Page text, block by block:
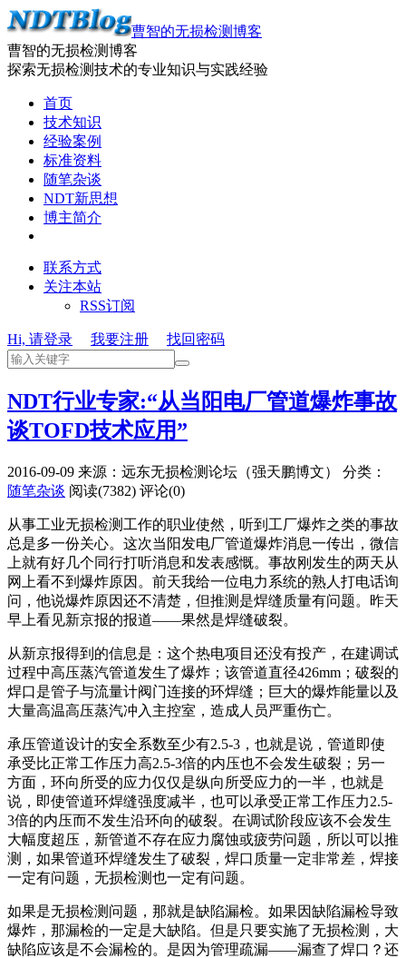
曹智的无损检测博客
曹智的无损检测博客
探索无损检测技术的专业知识与实践经验
首页
技术知识
经验案例
标准资料
随笔杂谈
NDT新思想
博主简介
联系方式
关注本站
RSS订阅
Hi, 请登录 我要注册 找回密码
NDT行业专家:“从当阳电厂管道爆炸事故
谈TOFD技术应用”
2016-09-09 来源：远东无损检测论坛（强天鹏博文）
分类：
随笔杂谈 阅读(7382) 评论(0)
从事工业无损检测工作的职业使然，听到工厂爆炸之类的事故
总是多一份关心。这次当阳发电厂管道爆炸消息一传出，微信
上就有好几个同行打听消息和发表感慨。事故刚发生的两天从
网上看不到爆炸原因。前天我给一位电力系统的熟人打电话询
问，他说爆炸原因还不清楚，但推测是焊缝质量有问题。昨天
早上看见新京报的报道——果然是焊缝破裂。
从新京报得到的信息是：这个热电项目还没有投产，在建调试
过程中高压蒸汽管道发生了爆炸；该管道直径426mm；破裂的
焊口是管子与流量计阀门连接的环焊缝；巨大的爆炸能量以及
大量高温高压蒸汽冲入主控室，造成人员严重伤亡。
承压管道设计的安全系数至少有2.5-3，也就是说，管道即使
承受比正常工作压力高2.5-3倍的内压也不会发生破裂；另一
方面，环向所受的应力仅仅是纵向所受应力的一半，也就是
说，即使管道环焊缝强度减半，也可以承受正常工作压力2.5-
3倍的内压而不发生沿环向的破裂。在调试阶段应该不会发生
大幅度超压，新管道不存在应力腐蚀或疲劳问题，所以可以推
测，如果管道环焊缝发生了破裂，焊口质量一定非常差，焊接
一定有问题，无损检测也一定有问题。
如果是无损检测问题，那就是缺陷漏检。如果因缺陷漏检导致
爆炸，那漏检的一定是大缺陷。但是只要实施了无损检测，大
缺陷应该是不会漏检的。是因为管理疏漏——漏查了焊口？还